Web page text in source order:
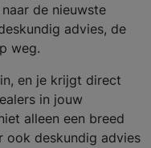
de nieuwste
advies, de
weg.
en je krijgt direct
in jouw
alleen een breed
ook deskundig advies